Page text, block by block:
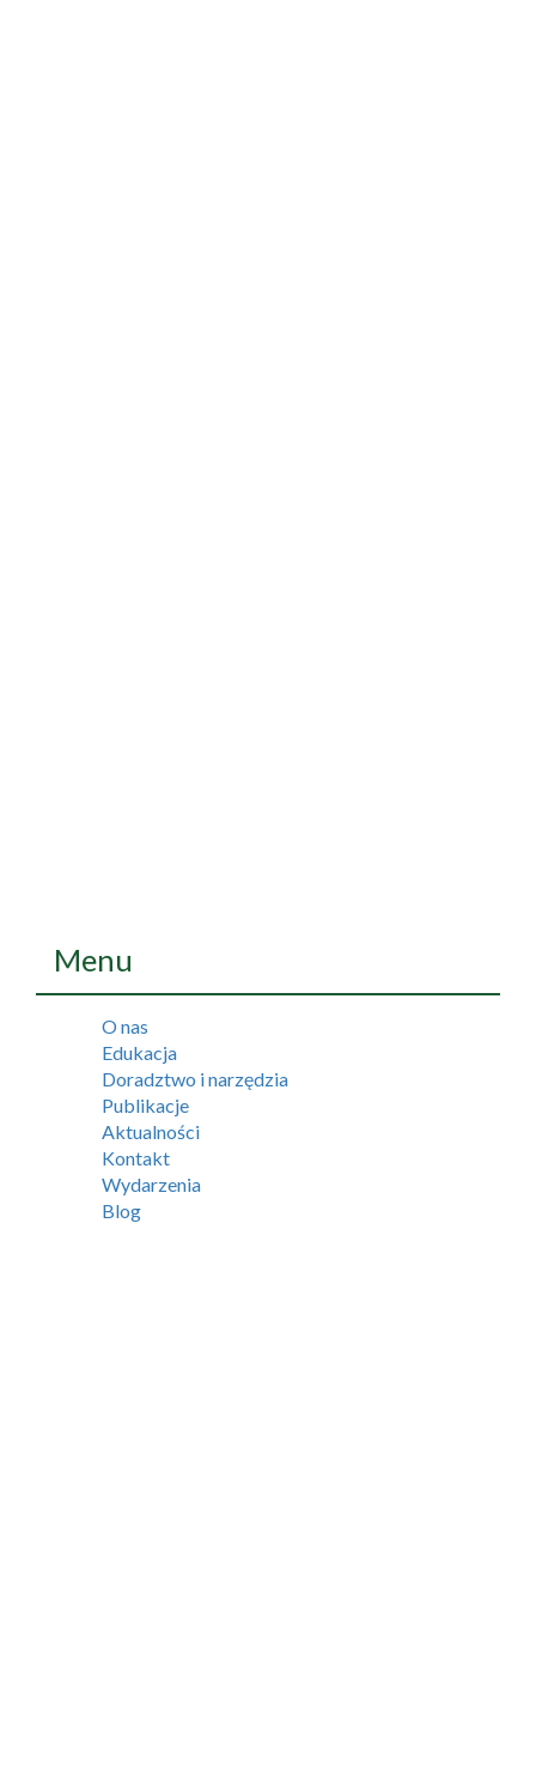
Menu
O nas
Edukacja
Doradztwo i narzędzia
Publikacje
Aktualności
Kontakt
Wydarzenia
Blog